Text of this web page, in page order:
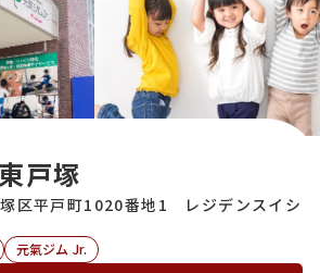
元氣ジム Jr.
戸塚
区平戸町1020番地1 レジデンスイシ